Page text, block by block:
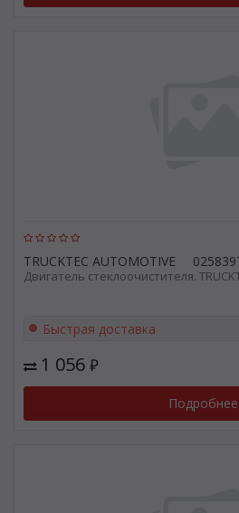
TRUCKTEC AUTOMOTIVE
Двигатель стеклоочистителя.
Быстрая доставка
1 056 ₽
Подробнее